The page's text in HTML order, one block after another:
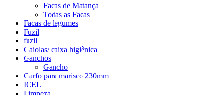
Facas de Matança
Todas as Facas
Facas de legumes
Fuzil
fuzil
Gaiolas/ caixa higiênica
Ganchos
Gancho
Garfo para marisco 230mm
ICEL